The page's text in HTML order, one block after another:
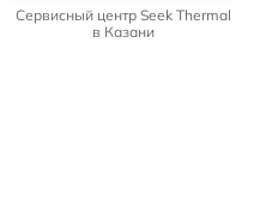
Сервисный центр Seek Thermal
в Казани